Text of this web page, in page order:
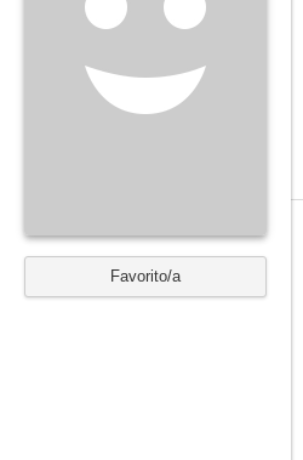
Favorito/a